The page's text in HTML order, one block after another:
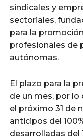
sindicales y
sectoriales,
para la
profesionales de
autónomas.
El plazo para la
de un mes, por
el próximo 31 de
anticipos del
desarrolladas del